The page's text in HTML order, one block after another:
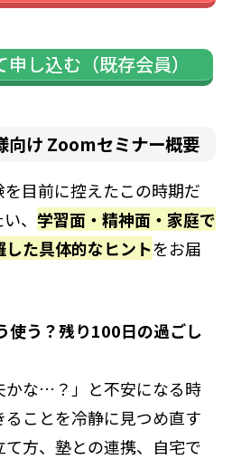
し込む（既存会員）
向け Zoomセミナー概要
目前に控えたこの時期だ
、 学習面・精神面・家庭で
た具体的なヒントをお届
使う？残り100日の過ごし
な…？」と不安になる時
ことを冷静に見つめ直す
方、塾との連携、自宅で